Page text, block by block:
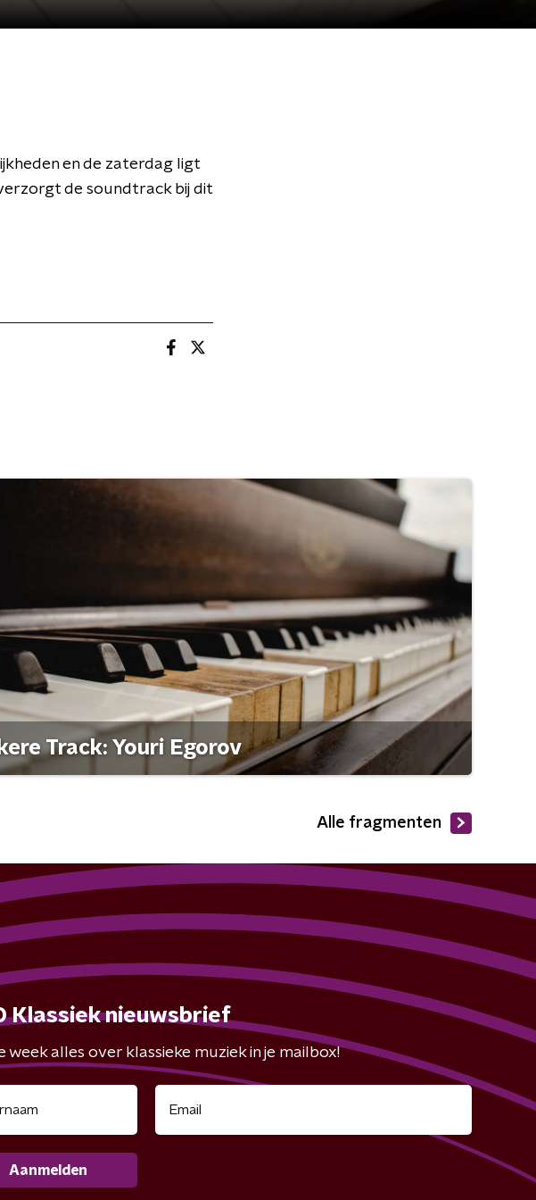
en de zaterdag ligt
de soundtrack bij dit
Track: Youri Egorov
Alle fragmenten
Klassiek nieuwsbrief
week alles over klassieke muziek in je mailbox!
Aanmelden